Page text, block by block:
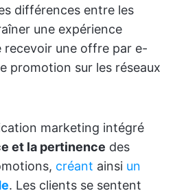
différences entre les
une expérience
recevoir une offre par e-
promotion sur les réseaux
marketing intégré
et la pertinence des
créant ainsi un
. Les clients se sentent